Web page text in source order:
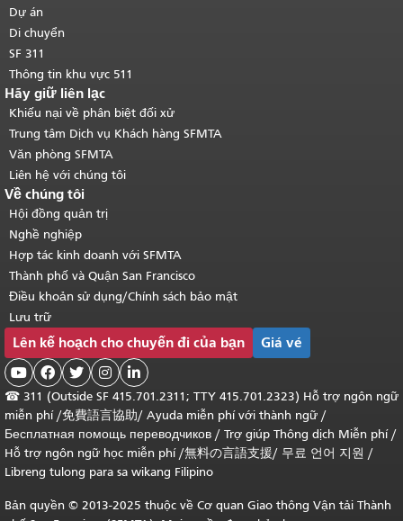
chính.
Dự án
Di chuyển
SF 311
Thông tin khu vực 511
Hãy giữ liên lạc
Khiếu nại về phân biệt đối xử
Trung tâm Dịch vụ Khách hàng SFMTA
Văn phòng SFMTA
Liên hệ với chúng tôi
Về chúng tôi
Hội đồng quản trị
Nghề nghiệp
Hợp tác kinh doanh với SFMTA
Thành phố và Quận San Francisco
Điều khoản sử dụng/Chính sách bảo mật
Lưu trữ
Lên kế hoạch cho chuyến đi của bạn Giá vé
    
☎ 311 (Outside SF 415.701.2311; TTY 415.701.2323) Hỗ trợ ngôn ngữ
miễn phí /免費語言協助/ Ayuda miễn phí với thành ngữ /
Бесплатная помощь переводчиков / Trợ giúp Thông dịch Miễn phí/
Hỗ trợ ngôn ngữ học miễn phí/無料の言語支援/ 무료 언어 지원 /
Libreng tulong para sa wikang Filipino
Bản quyền © 2013-2025 thuộc về Cơ quan Giao thông Vận tải Thành